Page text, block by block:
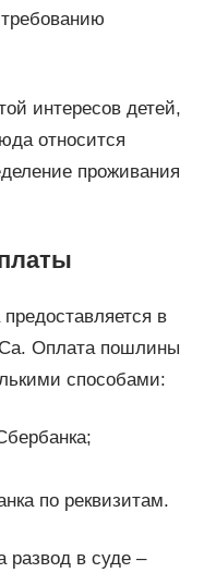
интересов детей,
относится
проживания
в
Оплата пошлины
способами:
по реквизитам.
развод в суде –